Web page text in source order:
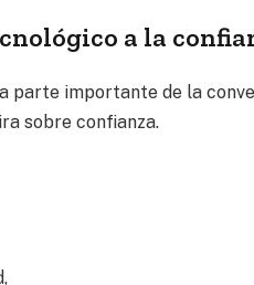
a la
parte importante de la
sobre confianza.